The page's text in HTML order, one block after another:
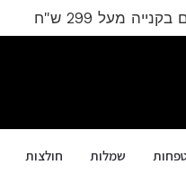
מעל 299 ש"ח
שמלות חולצות